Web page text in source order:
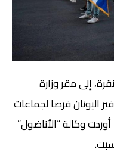
إلى مقر وزارة
اليونان فرصا لجماعات
وكالة “الأناضول”